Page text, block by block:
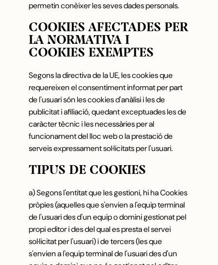
permetin conèixer les seves dades personals.
COOKIES AFECTADES PER
LA NORMATIVA I
COOKIES EXEMPTES
Segons la directiva de la UE, les cookies que
requereixen el consentiment informat per part
de l'usuari són les cookies d'anàlisi i les de
publicitat i afiliació, quedant exceptuades les de
caràcter tècnic i les necessàries per al
funcionament del lloc web o la prestació de
serveis expressament sol·licitats per l'usuari.
TIPUS DE COOKIES
a) Segons l'entitat que les gestioni, hi ha Cookies
pròpies (aquelles que s'envien a l'equip terminal
de l'usuari des d'un equip o domini gestionat pel
propi editor i des del qual es presta el servei
sol·licitat per l'usuari) i de tercers (les que
s'envien a l'equip terminal de l'usuari des d'un